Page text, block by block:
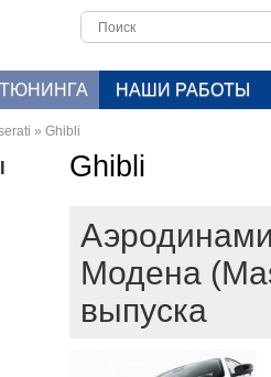
ТЮНИНГА НАШИ РАБОТЫ
» Ghibli
Ghibli
Модена
выпуска